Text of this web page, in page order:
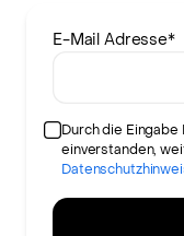
E-Mail Adresse*
Durch die
einverstanden,